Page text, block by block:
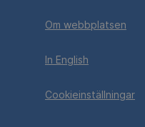
Om webbplatsen
In English
Cookieinställningar